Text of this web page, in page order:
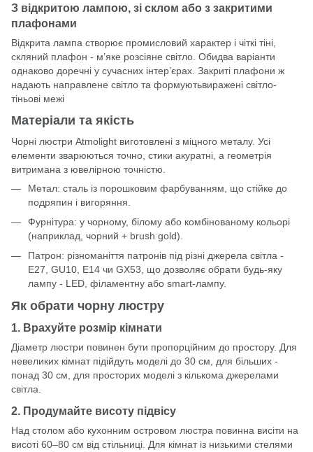
З відкритою лампою, зі склом або з закритими
плафонами
Відкрита лампа створює промисловий характер і чіткі тіні,
скляний плафон - м’яке розсіяне світло. Обидва варіанти
однаково доречні у сучасних інтер’єрах. Закриті плафони ж
надають направлене світло та формуютьвиражені світло-
тіньові межі
Матеріали та якість
Чорні люстри Atmolight виготовлені з міцного металу. Усі
елементи зварюються точно, стики акуратні, а геометрія
витримана з ювелірною точністю.
Метал: сталь із порошковим фарбуванням, що стійке до
подряпин і вигоряння.
Фурнітура: у чорному, білому або комбінованому кольорі
(наприклад, чорний + brush gold).
Патрон: різноманіття патронів під різні джерела світла -
E27, GU10, E14 чи GX53, що дозволяє обрати будь-яку
лампу - LED, філаментну або smart-лампу.
Як обрати чорну люстру
1. Врахуйте розмір кімнати
Діаметр люстри повинен бути пропорційним до простору. Для
невеликих кімнат підійдуть моделі до 30 см, для більших -
понад 30 см, для просторих моделі з кількома джерелами
світла.
2. Продумайте висоту підвісу
Над столом або кухонним островом люстра повинна висіти на
висоті 60–80 см від стільниці. Для кімнат із низькими стелями